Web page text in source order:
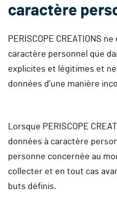
caractère
PERISCOPE CREATIONS
caractère personnel que
explicites et légitimes et
données d’une manière
Lorsque PERISCOPE
données à caractère
personne concernée au
collecter et en tout cas
buts définis.